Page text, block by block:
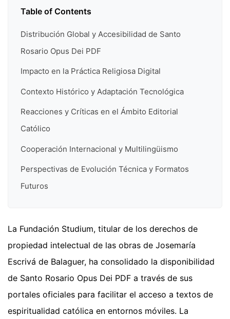
Table of Contents
Distribución Global y Accesibilidad de Santo
Rosario Opus Dei PDF
Impacto en la Práctica Religiosa Digital
Contexto Histórico y Adaptación Tecnológica
Reacciones y Críticas en el Ámbito Editorial
Católico
Cooperación Internacional y Multilingüismo
Perspectivas de Evolución Técnica y Formatos
Futuros
La Fundación Studium, titular de los derechos de
propiedad intelectual de las obras de Josemaría
Escrivá de Balaguer, ha consolidado la disponibilidad
de Santo Rosario Opus Dei PDF a través de sus
portales oficiales para facilitar el acceso a textos de
espiritualidad católica en entornos móviles. La